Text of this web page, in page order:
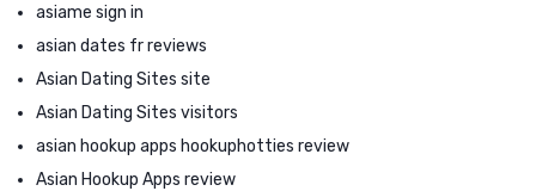
asiame sign in
asian dates fr reviews
Asian Dating Sites site
Asian Dating Sites visitors
asian hookup apps hookuphotties review
Asian Hookup Apps review